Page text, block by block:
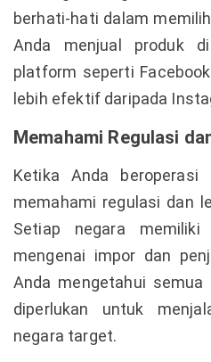
berhati-hati dalam
Anda menjual produk di
platform seperti
lebih efektif daripada
Memahami Regulasi
Ketika Anda beroperasi
memahami regulasi dan
Setiap negara
mengenai impor dan
Anda mengetahui
diperlukan untuk
negara target.